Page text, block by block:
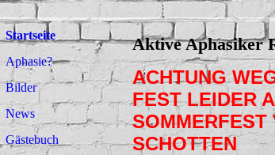
Startseite
Aphasie?
Bilder
News
Gästebuch
Aktive Aphasiker
ACHTUNG
FEST LEIDER
SOMMERFEST
SCHOTTEN